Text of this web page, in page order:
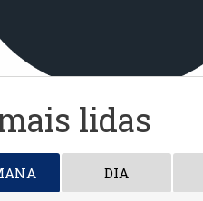
lidas
DIA